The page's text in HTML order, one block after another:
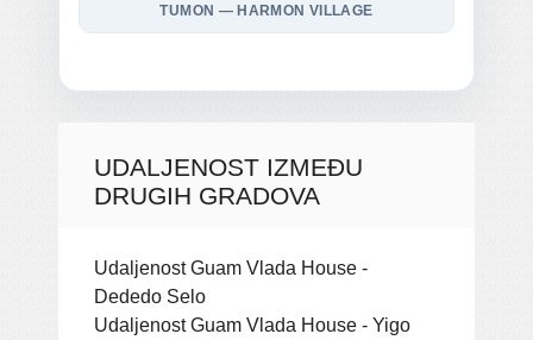
TUMON — HARMON VILLAGE
UDALJENOST IZMEĐU
DRUGIH GRADOVA
Udaljenost Guam Vlada House -
Dededo Selo
Udaljenost Guam Vlada House - Yigo